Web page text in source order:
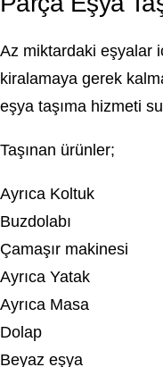
Az miktardaki eşyalar
kiralamaya gerek
eşya taşıma hizmeti
Taşınan ürünler;
Ayrıca Koltuk
Buzdolabı
Çamaşır makinesi
Ayrıca Yatak
Ayrıca Masa
Dolap
Beyaz eşya